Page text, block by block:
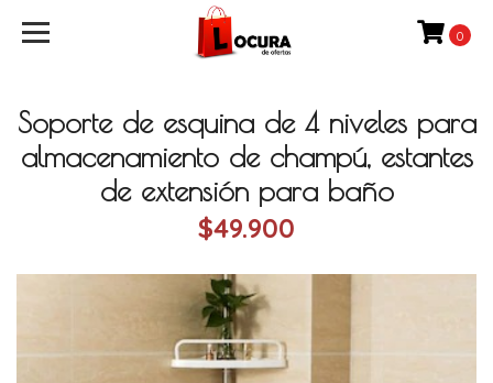
0
Soporte de esquina de 4 niveles para
almacenamiento de champú, estantes
de extensión para baño
$49.900